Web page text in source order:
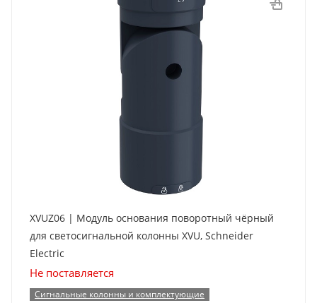
XVUZ06 | Модуль основания поворотный чёрный
для светосигнальной колонны XVU, Schneider
Electric
Не поставляется
Сигнальные колонны и комплектующие